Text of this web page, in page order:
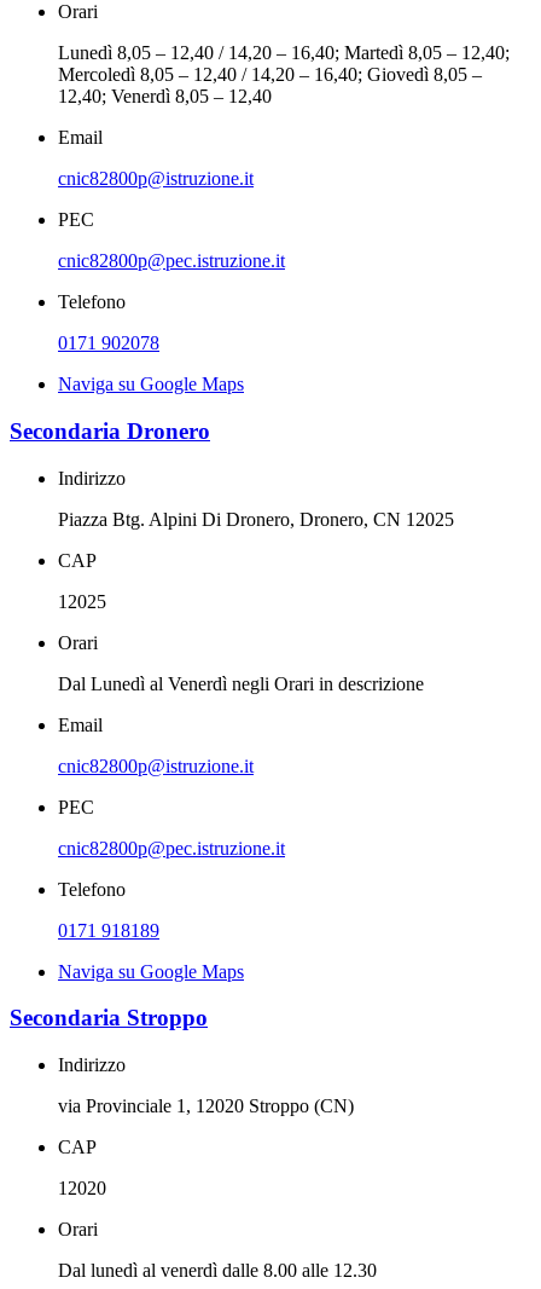
Orari
Lunedì 8,05 – 12,40 / 14,20 – 16,40; Martedì 8,05 – 12,40;
Mercoledì 8,05 – 12,40 / 14,20 – 16,40; Giovedì 8,05 –
12,40; Venerdì 8,05 – 12,40
Email
cnic82800p@istruzione.it
PEC
cnic82800p@pec.istruzione.it
Telefono
0171 902078
Naviga su Google Maps
Secondaria Dronero
Indirizzo
Piazza Btg. Alpini Di Dronero, Dronero, CN 12025
CAP
12025
Orari
Dal Lunedì al Venerdì negli Orari in descrizione
Email
cnic82800p@istruzione.it
PEC
cnic82800p@pec.istruzione.it
Telefono
0171 918189
Naviga su Google Maps
Secondaria Stroppo
Indirizzo
via Provinciale 1, 12020 Stroppo (CN)
CAP
12020
Orari
Dal lunedì al venerdì dalle 8.00 alle 12.30